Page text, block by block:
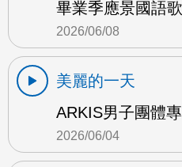
畢業季應景國語
2026/06/08
美麗的一天
ARKIS男子團體
2026/06/04